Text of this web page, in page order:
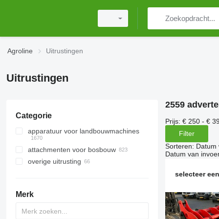
Agroline Uitrustingen
Uitrustingen
Categorie
apparatuur voor landbouwmachines
voorladerbakken
voerdoseerbakken
pelikaangrijpers
attachmenten voor bosbouw
houtgrijpers
velkoppen
overige uitrusting
Merk
2559
Prijs: € 250 - €
Filter
Sorteren: Datum
Datum van
selecteer